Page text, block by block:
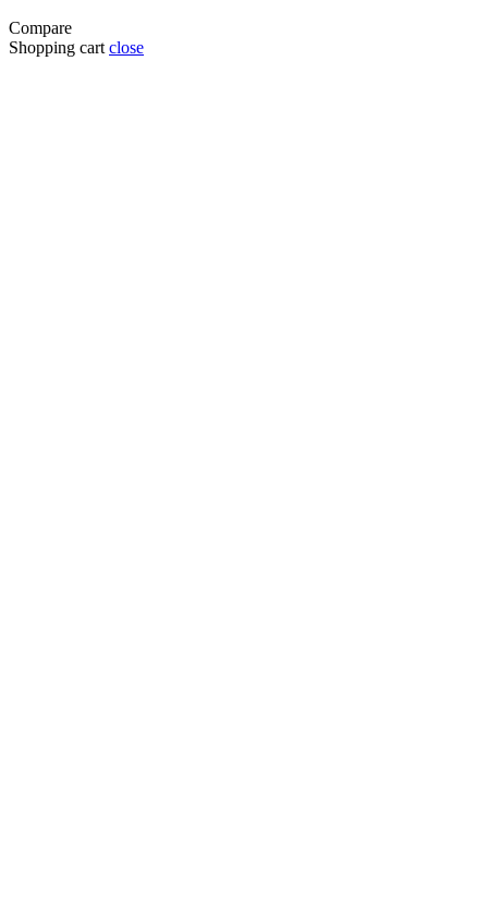
Compare
Shopping cart close